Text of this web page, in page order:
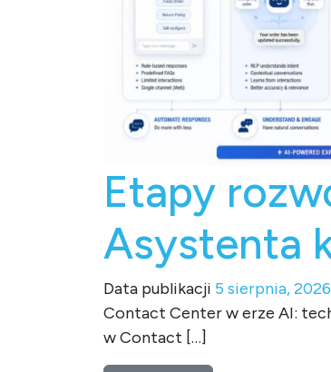
Etapy
Asystenta
Data publikacji 5 sierpnia, 2026
Contact Center w erze AI:
w Contact […]